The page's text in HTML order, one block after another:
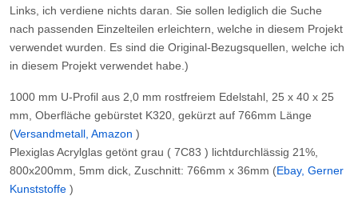
Links, ich verdiene nichts daran. Sie sollen lediglich die Suche
nach passenden Einzelteilen erleichtern, welche in diesem Projekt
verwendet wurden. Es sind die Original-Bezugsquellen, welche ich
in diesem Projekt verwendet habe.)
1000 mm U-Profil aus 2,0 mm rostfreiem Edelstahl, 25 x 40 x 25
mm, Oberfläche gebürstet K320, gekürzt auf 766mm Länge
(Versandmetall, Amazon )
Plexiglas Acrylglas getönt grau ( 7C83 ) lichtdurchlässig 21%,
800x200mm, 5mm dick, Zuschnitt: 766mm x 36mm (Ebay, Gerner
Kunststoffe )